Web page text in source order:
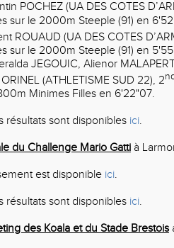
POCHEZ (UA DES COTES
sur le 2000m Steeple (91) en
ROUAUD (UA DES COTES
sur le 2000m Steeple (91) en
JEGOUIC, Alienor
(ATHLETISME SUD 22), 2
Minimes Filles en 6'22"07.
résultats sont disponibles ici.
du Challenge Mario Gatti à
est disponible ici.
résultats sont disponibles ici.
des Koala et du Stade Brestois